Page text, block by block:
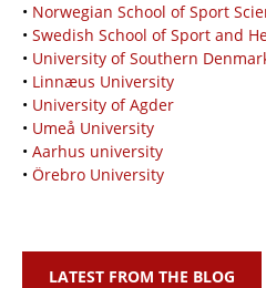
• Norwegian School of Sport
• Swedish School of Sport and
• University of Southern
• Linnæus University
• University of Agder
• Umeå University
• Aarhus university
• Örebro University
LATEST FROM THE BLOG